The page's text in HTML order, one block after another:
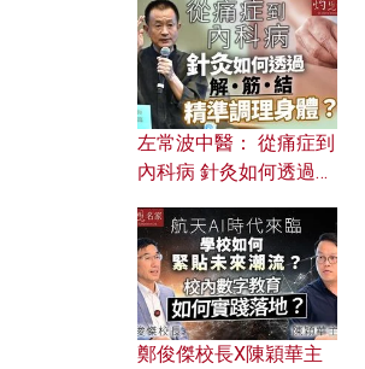
的七情六欲？
左常波中醫： 從痛症到
內科病 針灸如何透過解
鄭俊傑校長X陳穎華主